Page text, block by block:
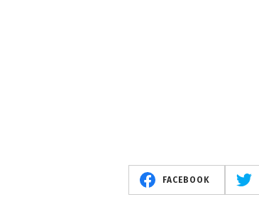
FACEBOOK